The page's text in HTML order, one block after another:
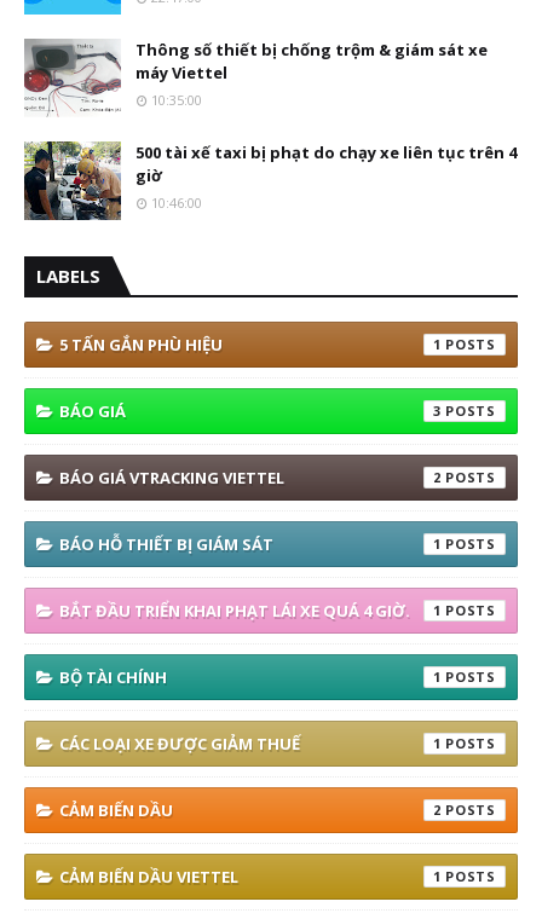
Thông số thiết bị chống trộm & giám sát xe
máy Viettel
10:35:00
500 tài xế taxi bị phạt do chạy xe liên tục trên 4
giờ
10:46:00
LABELS
5 TẤN GẮN PHÙ HIỆU 1
BÁO GIÁ 3
BÁO GIÁ VTRACKING VIETTEL 2
BÁO HỖ THIẾT BỊ GIÁM SÁT 1
BẮT ĐẦU TRIỂN KHAI PHẠT LÁI XE QUÁ 4 GIỜ. 1
BỘ TÀI CHÍNH 1
CÁC LOẠI XE ĐƯỢC GIẢM THUẾ 1
CẢM BIẾN DẦU 2
CẢM BIẾN DẦU VIETTEL 1